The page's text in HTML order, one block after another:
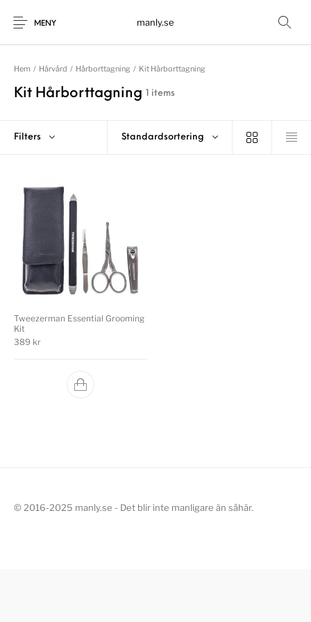
MENY manly.se
Hem / Hårvård / Hårborttagning / Kit Hårborttagning
Kit Hårborttagning 1 items
Filters Standardsortering
Tweezerman Essential Grooming
Kit
389 kr
© 2016-2025 manly.se - Det blir inte manligare än såhär.